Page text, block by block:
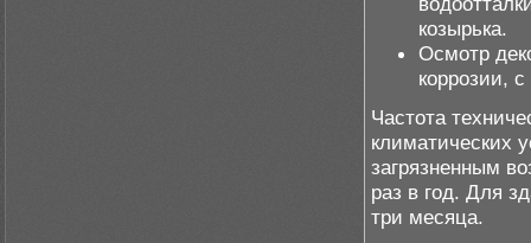
козырька.
Осмотр
коррозии,
Частота
климатических
загрязненным
раз в год. Для
три месяца.